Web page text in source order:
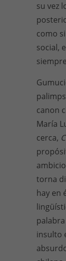
su vez
como
social,
canon
María
cerca,
torna
hay en
insulto